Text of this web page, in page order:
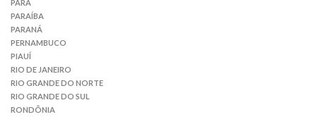
PARÁ
PARAÍBA
PARANÁ
PERNAMBUCO
PIAUÍ
RIO DE JANEIRO
RIO GRANDE DO NORTE
RIO GRANDE DO SUL
RONDÔNIA